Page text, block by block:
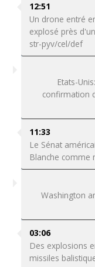
12:51
Un drone entré
explosé près
str-pyv/cel/def
Etats-
confirmation
11:33
Le Sénat
Blanche comme
Washington
03:06
Des explosions
missiles